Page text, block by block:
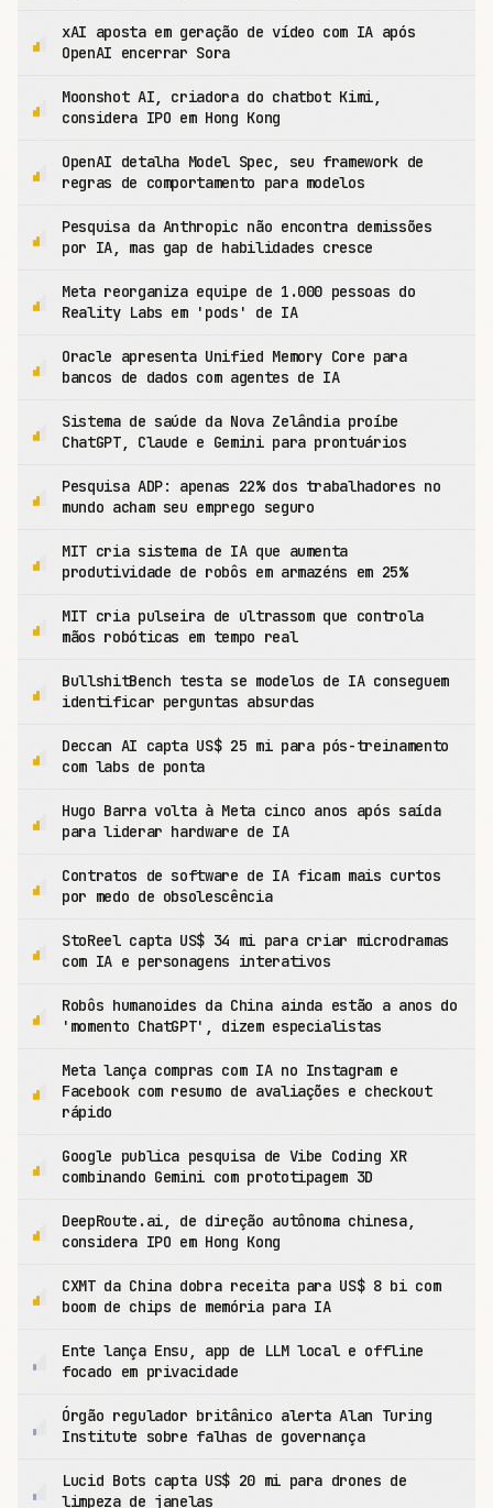
xAI aposta em geração de vídeo com IA após
OpenAI encerrar Sora
Moonshot AI, criadora do chatbot Kimi,
considera IPO em Hong Kong
OpenAI detalha Model Spec, seu framework de
regras de comportamento para modelos
Pesquisa da Anthropic não encontra demissões
por IA, mas gap de habilidades cresce
Meta reorganiza equipe de 1.000 pessoas do
Reality Labs em 'pods' de IA
Oracle apresenta Unified Memory Core para
bancos de dados com agentes de IA
Sistema de saúde da Nova Zelândia proíbe
ChatGPT, Claude e Gemini para prontuários
Pesquisa ADP: apenas 22% dos trabalhadores no
mundo acham seu emprego seguro
MIT cria sistema de IA que aumenta
produtividade de robôs em armazéns em 25%
MIT cria pulseira de ultrassom que controla
mãos robóticas em tempo real
BullshitBench testa se modelos de IA conseguem
identificar perguntas absurdas
Deccan AI capta US$ 25 mi para pós-treinamento
com labs de ponta
Hugo Barra volta à Meta cinco anos após saída
para liderar hardware de IA
Contratos de software de IA ficam mais curtos
por medo de obsolescência
StoReel capta US$ 34 mi para criar microdramas
com IA e personagens interativos
Robôs humanoides da China ainda estão a anos do
'momento ChatGPT', dizem especialistas
Meta lança compras com IA no Instagram e
Facebook com resumo de avaliações e checkout
rápido
Google publica pesquisa de Vibe Coding XR
combinando Gemini com prototipagem 3D
DeepRoute.ai, de direção autônoma chinesa,
considera IPO em Hong Kong
CXMT da China dobra receita para US$ 8 bi com
boom de chips de memória para IA
Ente lança Ensu, app de LLM local e offline
focado em privacidade
Órgão regulador britânico alerta Alan Turing
Institute sobre falhas de governança
Lucid Bots capta US$ 20 mi para drones de
limpeza de janelas